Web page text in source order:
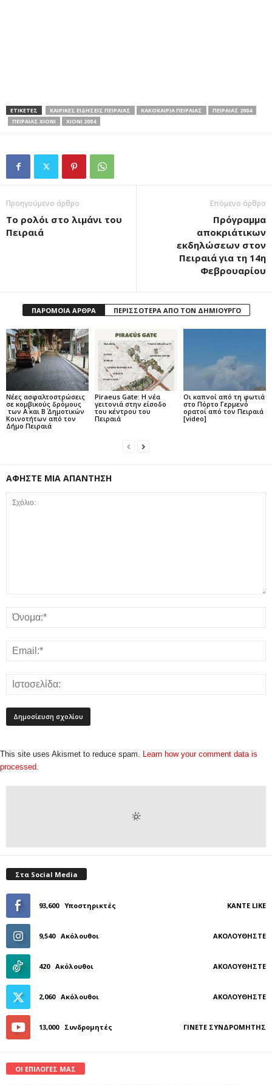
ΕΤΙΚΕΤΕΣ ΚΑΙΡΙΚΕΣ ΕΙΔΗΣΕΙΣ ΠΕΙΡΑΙΑΣ ΚΑΚΟΚΑΙΡΙΑ ΠΕΙΡΑΙΑΣ
ΠΕΙΡΑΙΑΣ 2004
ΠΕΙΡΑΙΑΣ ΧΙΟΝΙ
ΧΙΟΝΙ 2004
Προηγούμενο άρθρο
Το ρολόι στο λιμάνι του
Πειραιά
Επόμενο άρθρο
Πρόγραμμα
αποκριάτικων
εκδηλώσεων στον
Πειραιά για τη 14η
Φεβρουαρίου
ΠΑΡΟΜΟΙΑ ΑΡΘΡΑ ΠΕΡΙΣΣΟΤΕΡΑ ΑΠΟ ΤΟΝ ΔΗΜΙΟΥΡΓΟ
Νέες ασφαλτοστρώσεις
σε κομβικούς δρόμους
των Α΄ και Β΄ Δημοτικών
Κοινοτήτων από τον
Δήμο Πειραιά
Piraeus Gate: Η νέα
γειτονιά στην είσοδο
του κέντρου του
Πειραιά
Οι καπνοί από τη φωτιά
στο Πόρτο Γερμενό
ορατοί από τον Πειραιά
[video]
ΑΦΗΣΤΕ ΜΙΑ ΑΠΑΝΤΗΣΗ
This site uses Akismet to reduce spam. Learn how your comment data is
processed.
Στα Social Media
93,600 Υποστηρικτές ΚΆΝΤΕ LIKE
9,540 Ακόλουθοι ΑΚΟΛΟΥΘΉΣΤΕ
420 Ακόλουθοι ΑΚΟΛΟΥΘΉΣΤΕ
2,060 Ακόλουθοι ΑΚΟΛΟΥΘΉΣΤΕ
13,000 Συνδρομητές ΓΊΝΕΤΕ ΣΥΝΔΡΟΜΗΤΉΣ
ΟΙ ΕΠΙΛΟΓΕΣ ΜΑΣ